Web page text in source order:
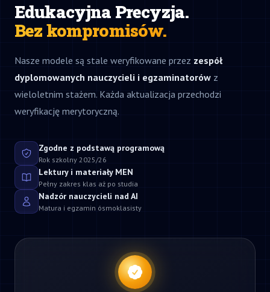
Edukacyjna Precyzja.
Bez kompromisów.
Nasze modele są stale weryfikowane przez zespół
dyplomowanych nauczycieli i egzaminatorów z
wieloletnim stażem. Każda aktualizacja przechodzi
weryfikację merytoryczną.
Zgodne z podstawą programową
Rok szkolny 2025/26
Lektury i materiały MEN
Pełny zakres klas aż po studia
Nadzór nauczycieli nad AI
Matura i egzamin ósmoklasisty